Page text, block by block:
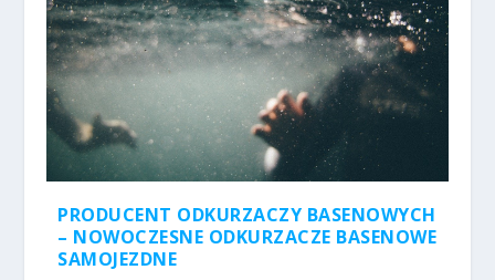
PRODUCENT ODKURZACZY BASENOWYCH
– NOWOCZESNE ODKURZACZE BASENOWE
SAMOJEZDNE